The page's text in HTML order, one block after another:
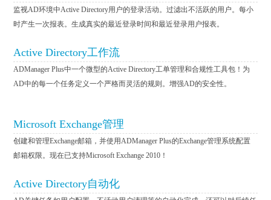
监视AD环境中Active Directory用户的登录活动。过滤出不活跃的用户。每小
时产生一次报表。生成真实的最近登录时间和最近登录用户报表。
Active Directory工作流
ADManager Plus中一个微型的Active Directory工单管理和合规性工具包！为
AD中的每一个任务定义一个严格而灵活的规则。增强AD的安全性。
Microsoft Exchange管理
创建和管理Exchange邮箱，并使用ADManager Plus的Exchange管理系统配置
邮箱权限。现在已支持Microsoft Exchange 2010！
Active Directory自动化